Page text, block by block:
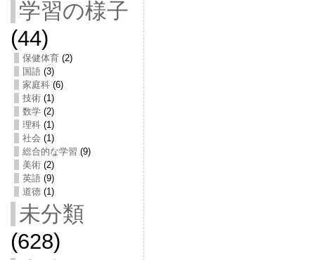
学習の様子
(44)
保健体育(2)
国語(3)
家庭科(6)
技術(1)
数学(2)
理科(1)
社会 (1)
総合的な学習 (9)
美術(2)
英語(9)
道徳(1)
未分類
(628)